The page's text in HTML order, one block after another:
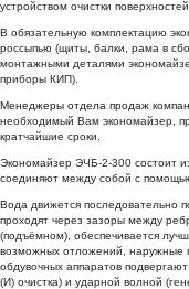
устройством очистки
В обязательную комплектацию
россыпью (щиты, балки, рама в
монтажными деталями
приборы КИП).
Менеджеры отдела продаж
необходимый Вам экономайзер,
кратчайшие сроки.
Экономайзер ЭЧБ-2-300 состоит
соединяют между собой с помощью
Вода движется последовательно
проходят через зазоры между
(подъёмном), обеспечивается
возможных отложений, наружные
обдувочных аппаратов
(И) очистка) и ударной волной